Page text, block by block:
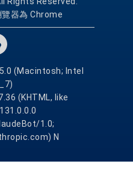
器為 Chrome
(Macintosh; Intel
(KHTML, like
1.0;
N